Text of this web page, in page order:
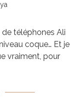
de téléphones Ali
coque… Et je
vraiment, pour